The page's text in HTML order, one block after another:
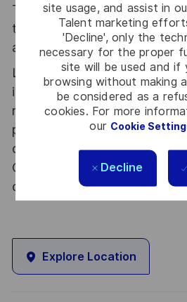
site usage, and assist in
Talent marketing
'Decline', only the
necessary for the proper
site will be used and if
browsing without making
be considered as a
cookies. For more
our Cookie
Decline
Thales, entreprise Handi-
tous les talents. La diversité
atout. Postulez et rejoignez
Le poste pouvant nécessiter
informations relevant du
nationale, la personne
procédure d’habilitation,
dispositions des articles
Code de la défense et de l’IGI
du 09 août 2021.
Explore Location